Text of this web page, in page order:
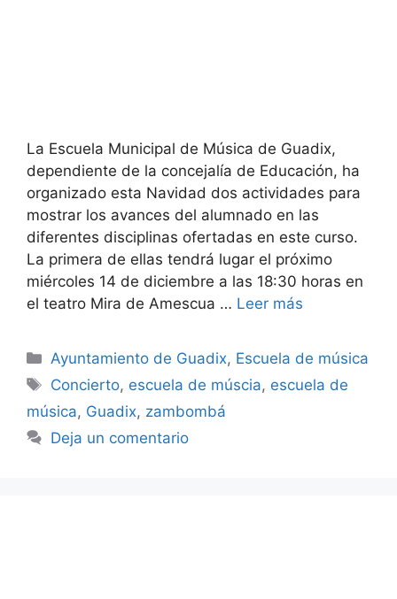
La Escuela Municipal de Música de Guadix,
dependiente de la concejalía de Educación, ha
organizado esta Navidad dos actividades para
mostrar los avances del alumnado en las
diferentes disciplinas ofertadas en este curso.
La primera de ellas tendrá lugar el próximo
miércoles 14 de diciembre a las 18:30 horas en
el teatro Mira de Amescua … Leer más
Categorías
Ayuntamiento de Guadix, Escuela de música
Etiquetas
Concierto, escuela de múscia, escuela de
música, Guadix, zambombá
Deja un comentario